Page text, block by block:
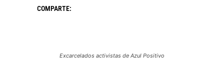
COMPARTE:
Excarcelados activistas de Azul Positivo